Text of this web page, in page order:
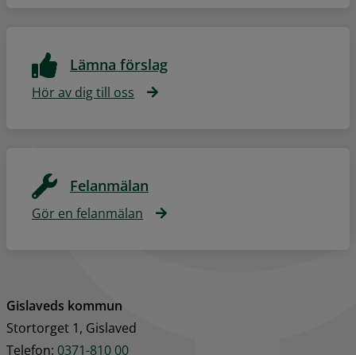
Lämna förslag
Hör av dig till oss
Felanmälan
Gör en felanmälan
Gislaveds kommun
Stortorget 1, Gislaved
Telefon: 0371-810 00